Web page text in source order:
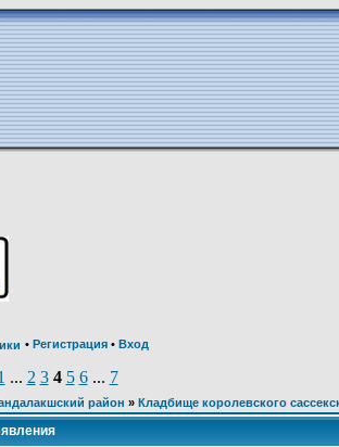
• Регистрация • Вход
... 2 3 4 5 6... 7
район » Кладбище королевского